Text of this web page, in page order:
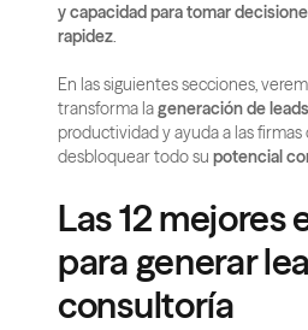
y capacidad para tomar
rapidez.
En las siguientes secciones,
transforma la generación de leads
productividad y ayuda a las
desbloquear todo su potencial
Las 12 mejores
para generar
consultoría